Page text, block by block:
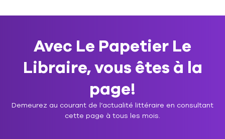
Avec Le Papetier Le
Libraire, vous êtes à la
page!
Demeurez au courant de l’actualité littéraire en consultant
cette page à tous les mois.